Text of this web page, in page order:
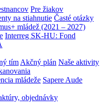
Pre žiakov
na stiahnutie Časté otázky
mládež (2021 – 2027)
Interreg SK-HU: Fond
tím Akčný plán Naše aktivity
mládeže Sapere Aude
objednávky